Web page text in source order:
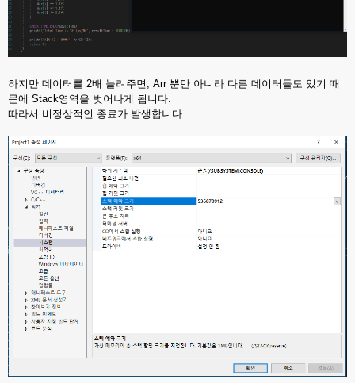
하지만 데이터를 2배 늘려주면, Arr 뿐만 아니라 다른 데이터들도 있기 때
문에 Stack영역을 벗어나게 됩니다.
따라서 비정상적인 종료가 발생합니다.